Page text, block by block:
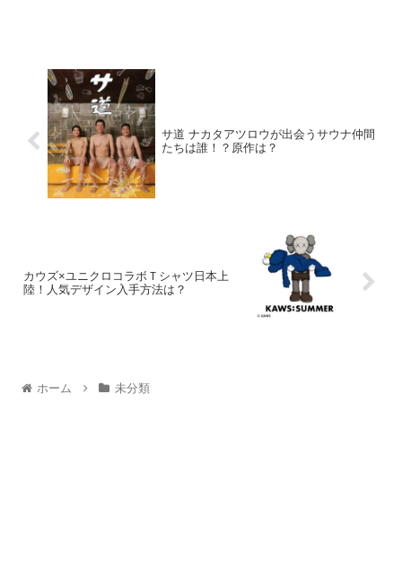
サ道 ナカタアツロウが出会うサウナ仲間
たちは誰！？原作は？
カウズ×ユニクロコラボＴシャツ日本上
陸！人気デザイン入手方法は？
ホーム 未分類